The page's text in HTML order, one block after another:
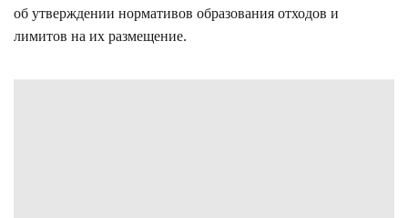
об утверждении нормативов образования отходов и
лимитов на их размещение.